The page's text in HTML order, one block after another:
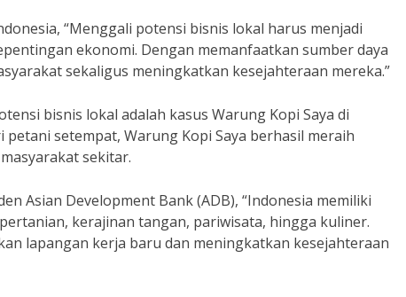
“Menggali potensi bisnis lokal harus menjadi
ekonomi. Dengan memanfaatkan sumber daya
sekaligus meningkatkan kesejahteraan mereka.”
bisnis lokal adalah kasus Warung Kopi Saya di
setempat, Warung Kopi Saya berhasil meraih
sekitar.
Asian Development Bank (ADB), “Indonesia memiliki
kerajinan tangan, pariwisata, hingga kuliner.
lapangan kerja baru dan meningkatkan kesejahteraan